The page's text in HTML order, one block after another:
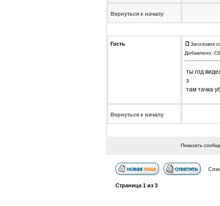
Вернуться к началу
Гость
Заголовок
Добавлено:
ты год
з
там тачка
Вернуться к началу
Показать
Страница 1из 3